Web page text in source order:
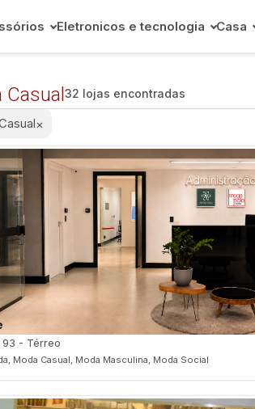
Eletronicos e tecnologia Casa
32 lojas encontradas
×
93 - Térreo
Moda Casual, Moda Masculina, Moda Social